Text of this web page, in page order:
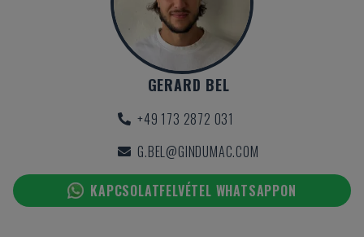
GERARD BEL
+49 173 2872 031
G.BEL@GINDUMAC.COM
KAPCSOLATFELVÉTEL WHATSAPPON